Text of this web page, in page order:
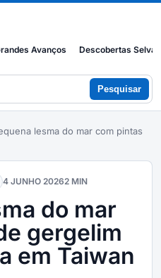
Avanços Descobertas
Pesquisar
lesma do mar com pintas
4 JUNHO 20262 MIN
do mar
gergelim
em Taiwan